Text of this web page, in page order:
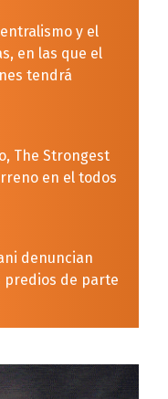
y el
en las que el
tendrá
The Strongest
en el todos
denuncian
predios de parte